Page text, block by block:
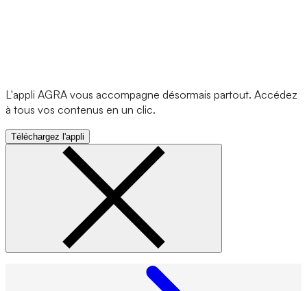
L'appli AGRA vous accompagne désormais partout. Accédez
à tous vos contenus en un clic.
Téléchargez l'appli